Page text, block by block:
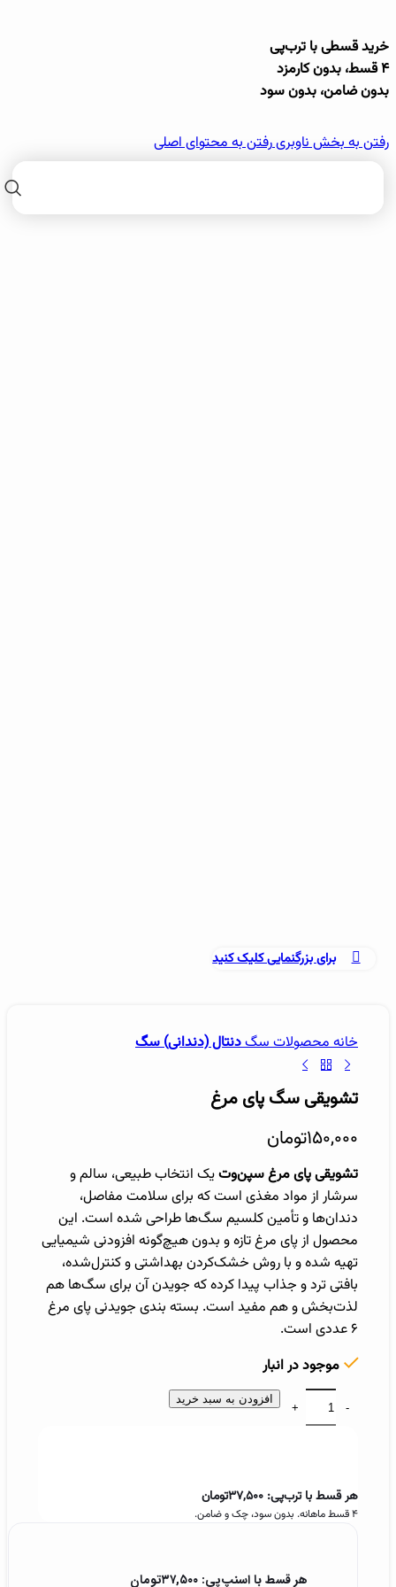
خرید قسطی با ترب‌پی
۴ قسط، بدون کارمزد
بدون ضامن، بدون سود
رفتن به بخش ناوبریرفتن به محتوای اصلی
برای بزرگنمایی کلیک کنید
خانهمحصولات سگدنتال (دندانی) سگ
تشویقی سگ پای مرغ
۱۵۰,۰۰۰تومان
تشویقی پای مرغ سپن‌وتیک انتخاب طبیعی، سالم و
سرشار از مواد مغذی است که برای سلامت مفاصل،
دندان‌ها و تأمین کلسیم سگ‌ها طراحی شده است. این
محصول از پای مرغ تازه و بدون هیچ‌گونه افزودنی شیمیایی
تهیه شده و با روش خشک‌کردن بهداشتی و کنترل‌شده،
بافتی ترد و جذاب پیدا کرده که جویدن آن برای سگ‌ها هم
لذت‌بخش و هم مفید است. بسته بندی جویدنی پای مرغ
۶ عددی است.
موجود در انبار
افزودن به سبد خرید
هر قسط با ترب‌پی: ۳۷,۵۰۰تومان
۴ قسط ماهانه. بدون سود، چک و ضامن.
هر قسط با اسنپ‌پی: ۳۷,۵۰۰تومان